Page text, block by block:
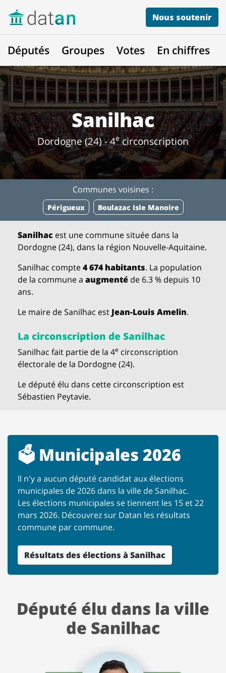
Nous soutenir
Députés Groupes Votes En chiffres
Sanilhac
Dordogne (24) - 4ecirconscription
Communes voisines :
Périgueux Boulazac Isle Manoire
Sanilhac est une commune située dans la
Dordogne (24), dans la région Nouvelle-Aquitaine.
Sanilhac compte4 674 habitants. La population
de la commune aaugmenté de 6.3 % depuis 10
ans.
Le maire de Sanilhac est Jean-Louis Amelin.
La circonscription de Sanilhac
Sanilhac fait partie de la 4e circonscription
électorale de la Dordogne (24).
Le député élu dans cette circonscription est
Sébastien Peytavie.
🗳️ Municipales 2026
Il n'y a aucun député candidat aux élections
municipales de 2026 dans la ville de Sanilhac.
Les élections municipales se tiennent les 15 et 22
mars 2026. Découvrez sur Datan les résultats
commune par commune.
Résultats des élections à Sanilhac
Député élu dans la ville
de Sanilhac